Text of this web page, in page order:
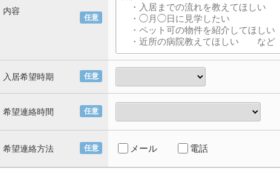
任意
内容
任意
入居希望時期
任意
希望連絡時間
任意
希望連絡方法 メール 電話